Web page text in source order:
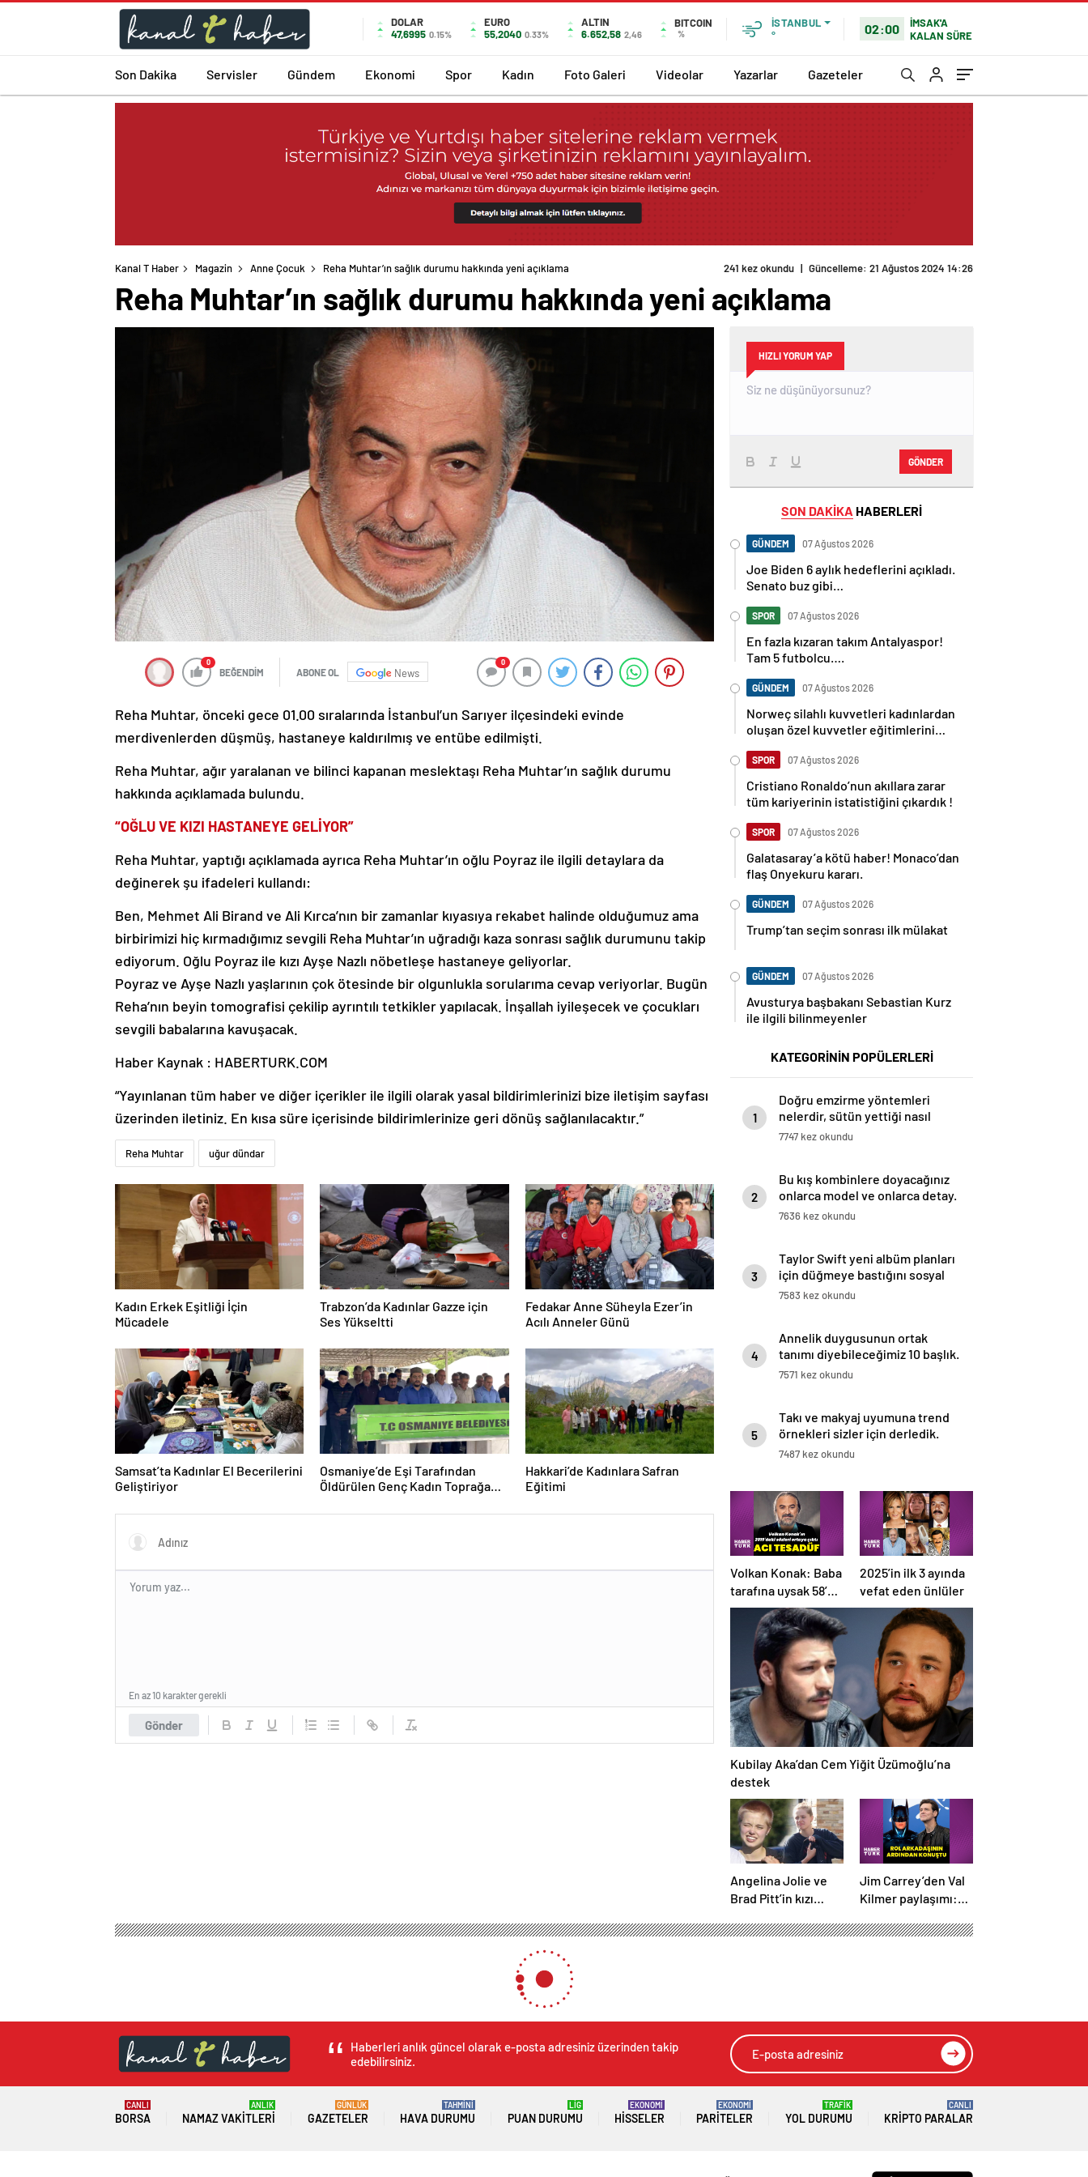
DOLAR
47,6995 0.15%
EURO
55,2040 0.33%
ALTIN
6.652,58 2,46
BITCOIN
%
İSTANBUL
°
02:00
İMSAK'A
KALAN SÜRE
Son Dakika Servisler Gündem Ekonomi Spor Kadın Foto Galeri Videolar Yazarlar Gazeteler
Kanal T Haber Magazin Anne Çocuk Reha Muhtar’ın sağlık durumu hakkında yeni açıklama 241 kez okundu | Güncelleme: 21 Ağustos 2024 14:26
Reha Muhtar’ın sağlık durumu hakkında yeni açıklama
0
BEĞENDİM ABONE OL News
0
Reha Muhtar, önceki gece 01.00 sıralarında İstanbul’un Sarıyer ilçesindeki evinde
merdivenlerden düşmüş, hastaneye kaldırılmış ve entübe edilmişti.
Reha Muhtar, ağır yaralanan ve bilinci kapanan meslektaşı Reha Muhtar’ın sağlık durumu
hakkında açıklamada bulundu.
“OĞLU VE KIZI HASTANEYE GELİYOR”
Reha Muhtar, yaptığı açıklamada ayrıca Reha Muhtar’ın oğlu Poyraz ile ilgili detaylara da
değinerek şu ifadeleri kullandı:
Ben, Mehmet Ali Birand ve Ali Kırca’nın bir zamanlar kıyasıya rekabet halinde olduğumuz ama
birbirimizi hiç kırmadığımız sevgili Reha Muhtar’ın uğradığı kaza sonrası sağlık durumunu takip
ediyorum. Oğlu Poyraz ile kızı Ayşe Nazlı nöbetleşe hastaneye geliyorlar.
Poyraz ve Ayşe Nazlı yaşlarının çok ötesinde bir olgunlukla sorularıma cevap veriyorlar. Bugün
Reha’nın beyin tomografisi çekilip ayrıntılı tetkikler yapılacak. İnşallah iyileşecek ve çocukları
sevgili babalarına kavuşacak.
Haber Kaynak : HABERTURK.COM
“Yayınlanan tüm haber ve diğer içerikler ile ilgili olarak yasal bildirimlerinizi bize iletişim sayfası
üzerinden iletiniz. En kısa süre içerisinde bildirimlerinize geri dönüş sağlanılacaktır.”
Reha Muhtar uğur dündar
Kadın Erkek Eşitliği İçin
Mücadele
Trabzon’da Kadınlar Gazze için
Ses Yükseltti
Fedakar Anne Süheyla Ezer’in
Acılı Anneler Günü
Samsat’ta Kadınlar El Becerilerini
Geliştiriyor
Osmaniye’de Eşi Tarafından
Öldürülen Genç Kadın Toprağa
Hakkari’de Kadınlara Safran
Eğitimi
Gönder
En az 10 karakter gerekli
HIZLI YORUM YAP
GÖNDER
SON DAKİKA HABERLERİ
GÜNDEM 07 Ağustos 2026
Joe Biden 6 aylık hedeflerini açıkladı.
Senato buz gibi…
SPOR 07 Ağustos 2026
En fazla kızaran takım Antalyaspor!
Tam 5 futbolcu….
GÜNDEM 07 Ağustos 2026
Norweç silahlı kuvvetleri kadınlardan
oluşan özel kuvvetler eğitimlerini
SPOR 07 Ağustos 2026
Cristiano Ronaldo’nun akıllara zarar
tüm kariyerinin istatistiğini çıkardık !
SPOR 07 Ağustos 2026
Galatasaray’a kötü haber! Monaco’dan
flaş Onyekuru kararı.
GÜNDEM 07 Ağustos 2026
Trump’tan seçim sonrası ilk mülakat
GÜNDEM 07 Ağustos 2026
Avusturya başbakanı Sebastian Kurz
ile ilgili bilinmeyenler
KATEGORİNİN POPÜLERLERİ
1
Doğru emzirme yöntemleri
nelerdir, sütün yettiği nasıl
anlaşılır?
7747 kez okundu
2
Bu kış kombinlere doyacağınız
onlarca model ve onlarca detay.
7636 kez okundu
3
Taylor Swift yeni albüm planları
için düğmeye bastığını sosyal
medyadan duyurdu!
7583 kez okundu
4
Annelik duygusunun ortak
tanımı diyebileceğimiz 10 başlık.
7571 kez okundu
5
Takı ve makyaj uyumuna trend
örnekleri sizler için derledik.
7487 kez okundu
Volkan Konak: Baba
tarafına uysak 58’de
ölmüştük
2025’in ilk 3 ayında
vefat eden ünlüler
Kubilay Aka’dan Cem Yiğit Üzümoğlu’na
destek
Angelina Jolie ve
Brad Pitt’in kızı
stili değişti
Jim Carrey’den Val
Kilmer paylaşımı:
hayranlıkla
Haberleri anlık güncel olarak e-posta adresiniz üzerinden takip
edebilirsiniz.
BORSA
CANLI
NAMAZ VAKITLERI
ANLIK
GAZETELER
GÜNLÜK
HAVA DURUMU
TAHMİNİ
PUAN DURUMU
LİG
HISSELER
EKONOMİ
PARITELER
EKONOMİ
YOL DURUMU
TRAFİK
KRIPTO PARALAR
CANLI